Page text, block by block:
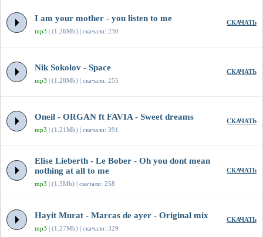
I am your mother - you listen to me
mp3 | (1.26Mb) | скачали: 230
СКАЧАТЬ
Nik Sokolov - Space
mp3 | (1.28Mb) | скачали: 255
СКАЧАТЬ
Oneil - ORGAN ft FAVIA - Sweet dreams
mp3 | (1.21Mb) | скачали: 391
СКАЧАТЬ
Elise Lieberth - Le Bober - Oh you dont mean
nothing at all to me
mp3 | (1.3Mb) | скачали: 258
СКАЧАТЬ
Hayit Murat - Marcas de ayer - Original mix
mp3 | (1.27Mb) | скачали: 329
СКАЧАТЬ